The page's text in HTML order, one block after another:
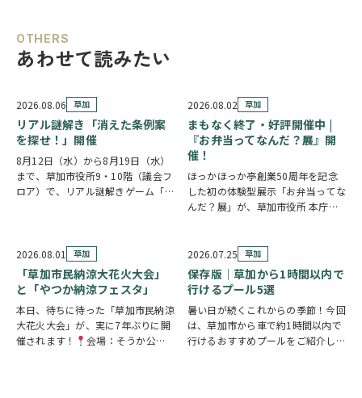
OTHERS
あわせて読みたい
2026.08.06 草加
リアル謎解き「消えた条例案
を探せ！」開催
8月12日（水）から8月19日（水）
まで、草加市役所9・10階（議会フ
ロア）で、リアル謎解きゲーム「消
謎を解きながら、行方不明となった
「ある条例…
2026.08.02 草加
まもなく終了・好評開催中 |
『お弁当ってなんだ？展』開
催！
ほっかほっか亭創業50周年を記念
した初の体験型展示「お弁当ってな
んだ？展」が、草加市役所 本庁舎1
見て・触れて・参加しながらお弁当
の魅力を楽しめるイベントです。お
子さまから大人…
2026.08.01 草加
「草加市民納涼大花火大会」
と「やつか納涼フェスタ」
本日、待ちに待った「草加市民納涼
大花火大会」が、実に7年ぶりに開
催されます！
会場：そうか公園
2026.07.25 草加
保存版｜草加から1時間以内で
行けるプール5選
暑い日が続くこれからの季節！今回
は、草加市から車で約1時間以内で
行けるおすすめプールをご紹介しま